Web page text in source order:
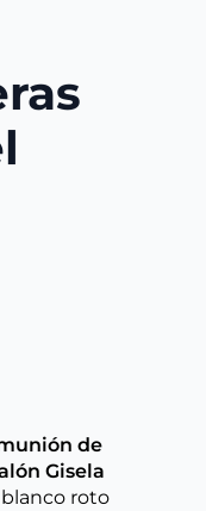
de
Gisela
roto